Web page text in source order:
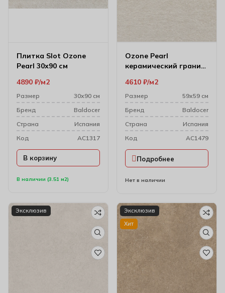
Плитка Slot Ozone
Pearl 30х90 см
В наличии (3.51 м2)
4890 ₽ м2
Размер
30х90 см
Бренд
Baldocer
Cтрана
Испания
Код
AC1317
В корзину
Ozone Pearl
керамический гранит
Нет в наличии
4610 ₽ м2
Размер
59х59 см
Бренд
Baldocer
Cтрана
Испания
Код
AC1479
Подробнее
Эксклюзив
Эксклюзив
Хит